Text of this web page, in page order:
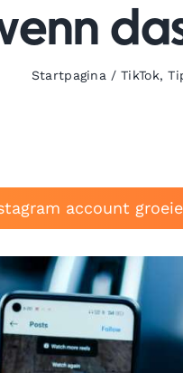
Startpagina / TikTok,
account